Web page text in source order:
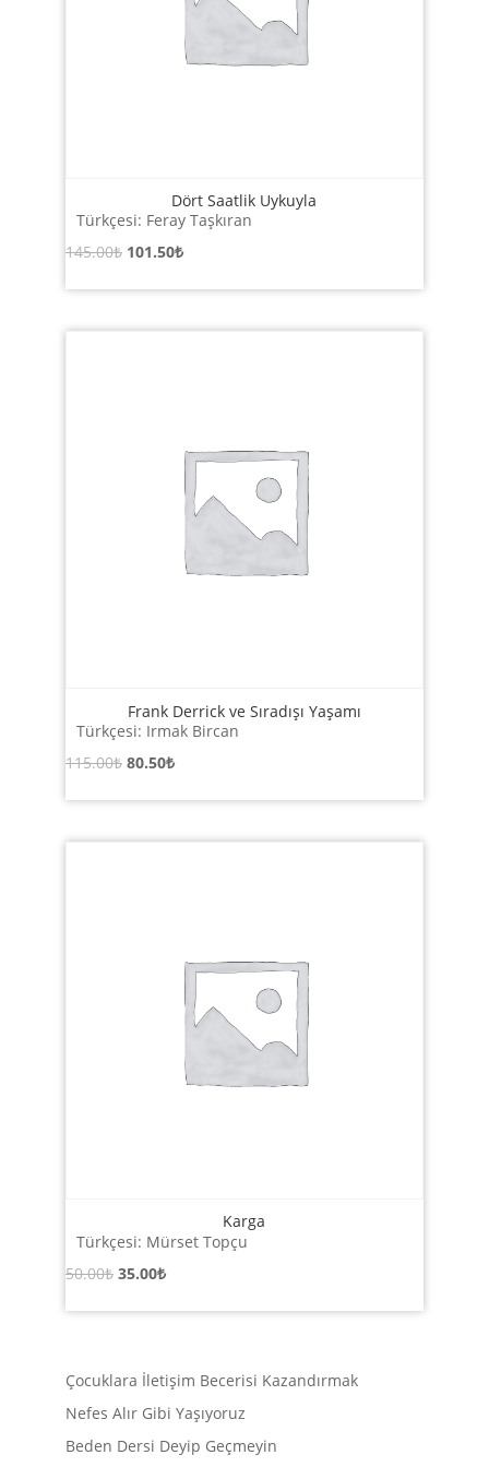
Dört Saatlik Uykuyla
Türkçesi: Feray Taşkıran
145.00₺ Orijinal
101.50₺Şu
101.50₺.
Frank Derrick ve Sıradışı Yaşamı
Türkçesi: Irmak Bircan
115.00₺ Orijinal
80.50₺Şu
80.50₺.
Karga
Türkçesi: Mürset Topçu
50.00₺ Orijinal
35.00₺Şu
Çocuklara İletişim Becerisi Kazandırmak
Nefes Alır Gibi Yaşıyoruz
Beden Dersi Deyip Geçmeyin